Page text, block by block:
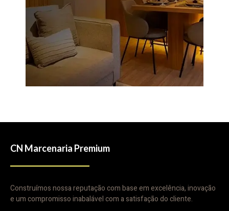
CN Marcenaria Premium
Construímos nossa reputação com base em excelência, inovação
e um compromisso inabalável com a satisfação do cliente.